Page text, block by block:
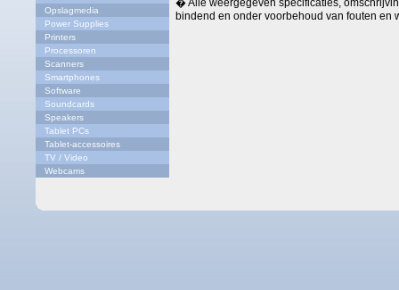
Opslagmedia
Power Supplies
Printers
Processoren
Scanners
Smartphones
Software
Soundcards
Speakers
Tablet PCs
Tablet-accessoires
TV / Video
Webcams
� Alle weergegeven specificaties,
bindend en onder voorbehoud van fouten en